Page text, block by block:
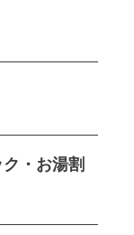
・お湯割